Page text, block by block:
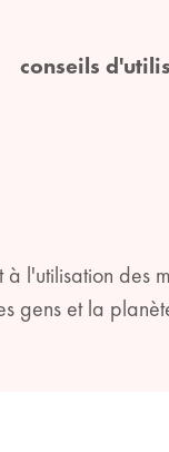
conseils
l'utilisation des
gens et la